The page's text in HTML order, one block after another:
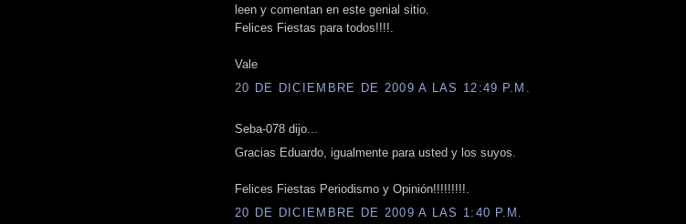
leen y comentan en este genial sitio.
Felices Fiestas para todos!!!!.
Vale
20 DE DICIEMBRE DE 2009 A LAS 12:49 P.M.
Seba-078 dijo...
Gracias Eduardo, igualmente para usted y los suyos.
Felices Fiestas Periodismo y Opinión!!!!!!!!!.
20 DE DICIEMBRE DE 2009 A LAS 1:40 P.M.